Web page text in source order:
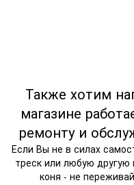
Также хотим
магазине
ремонту и
Если Вы не в силах
треск или любую другую
коня - не